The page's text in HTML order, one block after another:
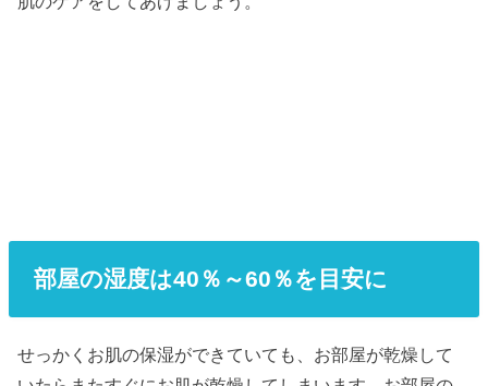
部屋の湿度は40％～60％を目安に
せっかくお肌の保湿ができていても、お部屋が乾燥して